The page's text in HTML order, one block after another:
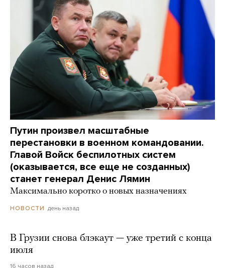
Путин произвел масштабные
перестановки в военном командовании.
Главой Войск беспилотных систем
(оказывается, все еще не созданных)
станет генерал Денис Лямин
Максимально коротко о новых назначениях
НОВОСТИ день назад
В Грузии снова блэкаут — уже третий с конца
июля
16 часов назад